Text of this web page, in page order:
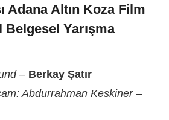
Adana Altın Koza Film
Yarışma
– Berkay Şatır
Abdurrahman Keskiner–